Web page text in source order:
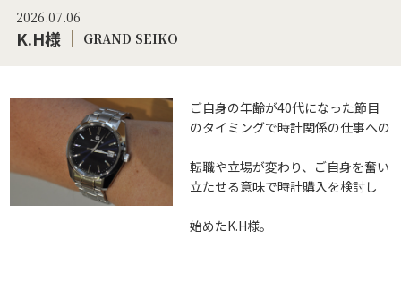
2026.07.06
K.H様 GRAND SEIKO
ご自身の年齢が40代になった節目
のタイミングで時計関係の仕事への
転職や立場が変わり、ご自身を奮い
立たせる意味で時計購入を検討し
始めたK.H様。